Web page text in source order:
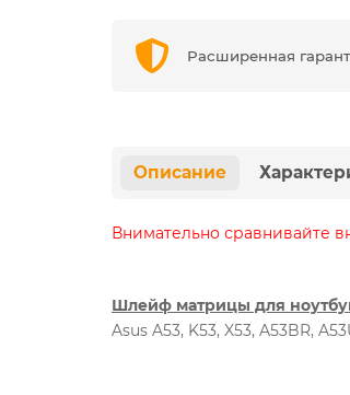
Расширенная
Описание
Внимательно сравнивайте
Шлейф матрицы для
Asus A53, K53, X53, A53BR,